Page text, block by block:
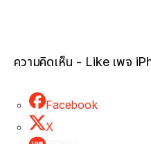
ความคิดเห็น - Like เพจ
Facebook
X